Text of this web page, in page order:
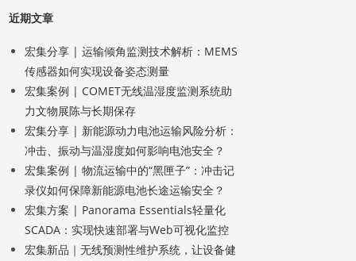
近期文章
宏集分享 | 运输倾角监测技术解析：MEMS
传感器如何实现设备姿态测量
宏集案例 | COMET无线温湿度监测系统助
力文物展陈与长期保存
宏集分享 | 新能源动力电池运输风险分析：
冲击、振动与温湿度如何影响电池安全？
宏集案例 | 物流运输中的“黑匣子”：冲击记
录仪如何保障新能源电池长途运输安全？
宏集方案 | Panorama Essentials轻量化
SCADA：实现快速部署与Web可视化监控
宏集新品｜无线预测性维护系统，让设备健